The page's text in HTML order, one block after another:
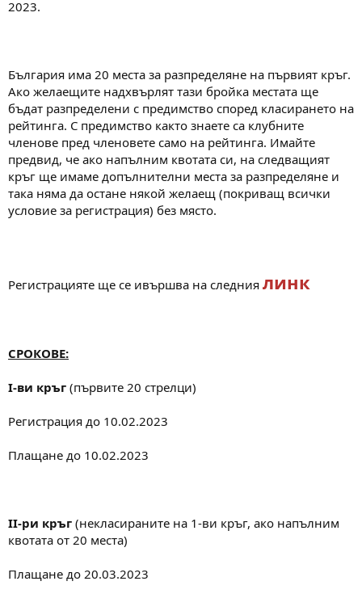
2023.
България има 20 места за разпределяне на първият кръг.
Ако желаещите надхвърлят тази бройка местата ще
бъдат разпределени с предимство според класирането на
рейтинга. С предимство както знаете са клубните
членове пред членовете само на рейтинга. Имайте
предвид, че ако напълним квотата си, на следващият
кръг ще имаме допълнителни места за разпределяне и
така няма да остане някой желаещ (покриващ всички
условие за регистрация) без място.
Регистрацияте ще се ивършва на следния линк
СРОКОВЕ:
I-ви кръг (първите 20 стрелци)
Регистрация до 10.02.2023
Плащане до 10.02.2023
II-ри кръг (некласираните на 1-ви кръг, ако напълним
квотата от 20 места)
Плащане до 20.03.2023